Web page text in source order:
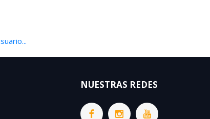
NUESTRAS REDES